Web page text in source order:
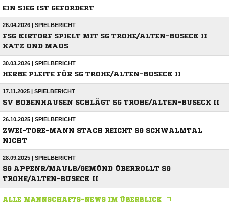
EIN SIEG IST GEFORDERT
26.04.2026 | SPIELBERICHT
FSG KIRTORF SPIELT MIT SG TROHE/ALTEN-BUSECK II
KATZ UND MAUS
30.03.2026 | SPIELBERICHT
HERBE PLEITE FÜR SG TROHE/ALTEN-BUSECK II
17.11.2025 | SPIELBERICHT
SV BOBENHAUSEN SCHLÄGT SG TROHE/ALTEN-BUSECK II
26.10.2025 | SPIELBERICHT
ZWEI-TORE-MANN STACH REICHT SG SCHWALMTAL
NICHT
28.09.2025 | SPIELBERICHT
SG APPENR/MAULB/GEMÜND ÜBERROLLT SG
TROHE/ALTEN-BUSECK II
ALLE MANNSCHAFTS-NEWS IM ÜBERBLICK